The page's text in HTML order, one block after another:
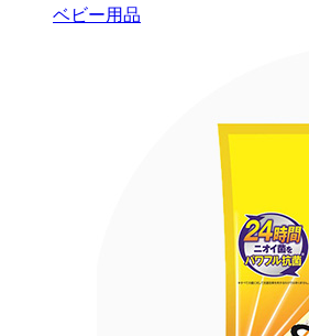
ベビー用品